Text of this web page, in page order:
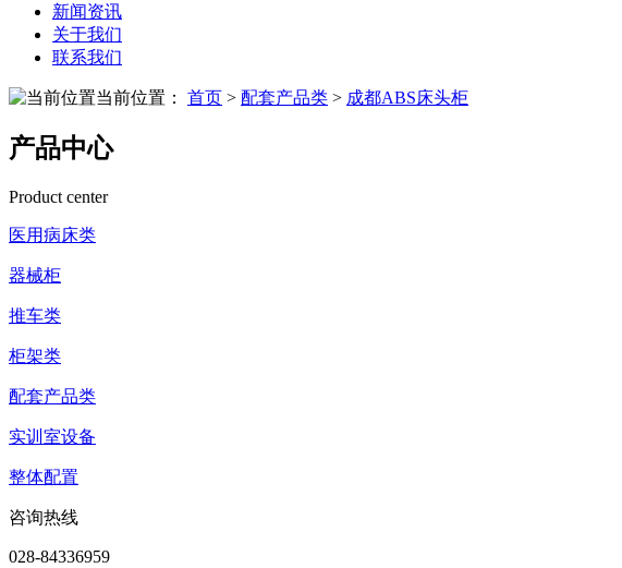
新闻资讯
关于我们
联系我们
当前位置： 首页 > 配套产品类 > 成都ABS床头柜
产品中心
Product center
医用病床类
器械柜
推车类
柜架类
配套产品类
实训室设备
整体配置
咨询热线
028-84336959